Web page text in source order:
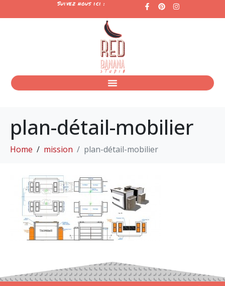
Suivez nous ici :
plan-détail-mobilier
Home mission plan-détail-mobilier